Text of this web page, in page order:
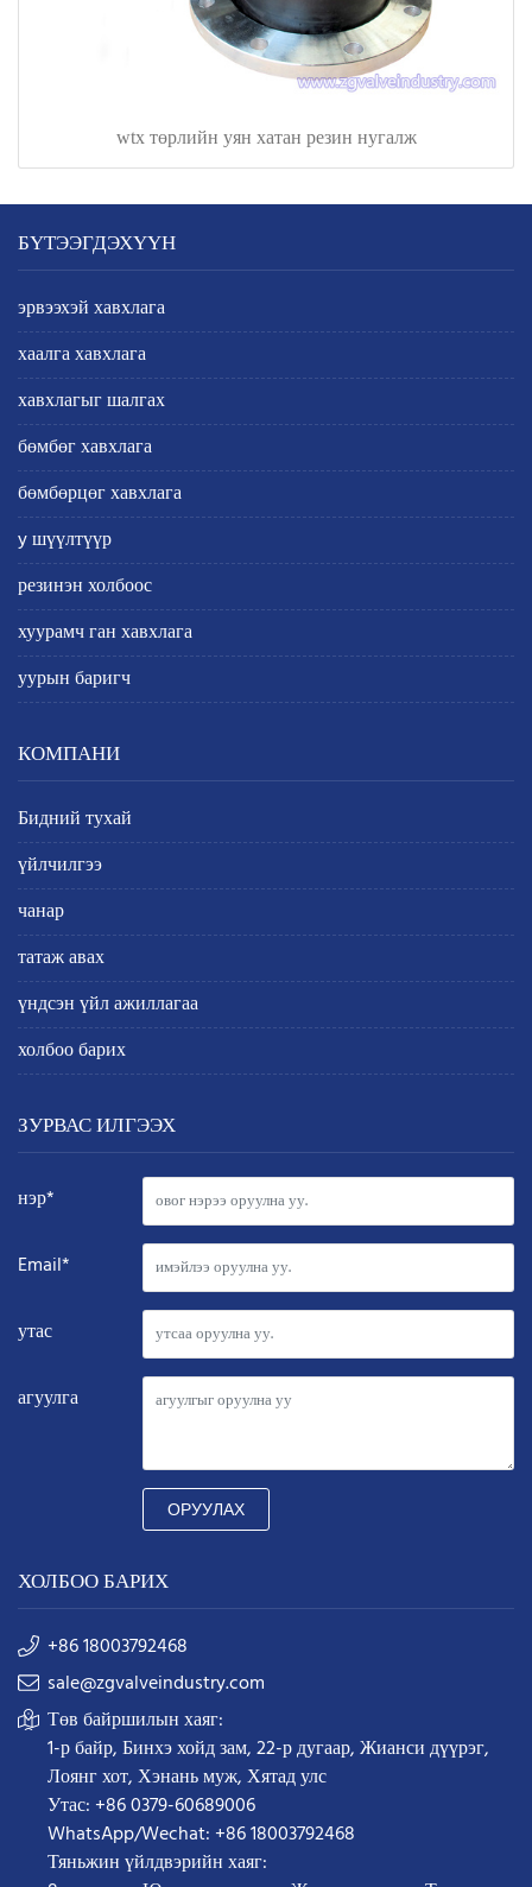
wtx төрлийн уян хатан резин нугалж
БҮТЭЭГДЭХҮҮН
эрвээхэй хавхлага
хаалга хавхлага
хавхлагыг шалгах
бөмбөг хавхлага
бөмбөрцөг хавхлага
y шүүлтүүр
резинэн холбоос
хуурамч ган хавхлага
уурын баригч
КОМПАНИ
Бидний тухай
үйлчилгээ
чанар
татаж авах
үндсэн үйл ажиллагаа
холбоо барих
ЗУРВАС ИЛГЭЭХ
нэр*
Email*
утас
агуулга
ОРУУЛАХ
ХОЛБОО БАРИХ
+86 18003792468
sale@zgvalveindustry.com
Төв байршилын хаяг:
1-р байр, Бинхэ хойд зам, 22-р дугаар, Жианси дүүрэг,
Лоянг хот, Хэнань муж, Хятад улс
Утас: +86 0379-60689006
WhatsApp/Wechat: +86 18003792468
Тяньжин үйлдвэрийн хаяг: